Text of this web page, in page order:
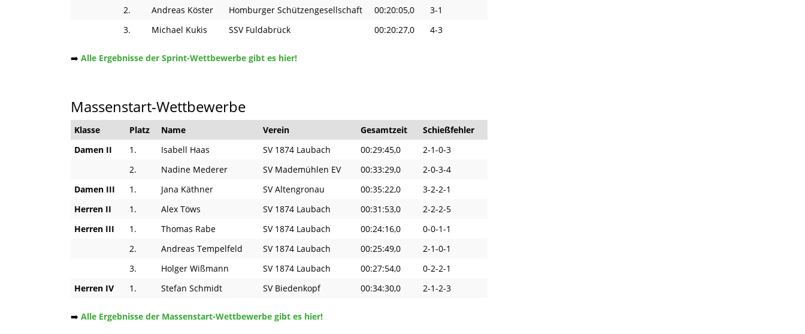
2.
Andreas Köster Homburger Schützengesellschaft 00:20:05,0
3-1
3.
Michael Kukis SSV Fuldabrück 00:20:27,0 4-3
➡️ Alle Ergebnisse der Sprint-Wettbewerbe gibt es hier!
Massenstart-Wettbewerbe
Klasse Platz Name Verein Gesamtzeit
Schießfehler
Damen II
1. Isabell Haas SV 1874 Laubach 00:29:45,0
2-1-0-3
2.
Nadine Mederer SV Mademühlen EV 00:33:29,0
2-0-3-4
Damen III
1. Jana Käthner SV Altengronau 00:35:22,0
3-2-2-1
Herren II
1. Alex Töws SV 1874 Laubach 00:31:53,0
2-2-2-5
Herren III
1. Thomas Rabe SV 1874 Laubach 00:24:16,0
0-0-1-1
2.
Andreas Tempelfeld SV 1874 Laubach 00:25:49,0
2-1-0-1
3.
Holger Wißmann SV 1874 Laubach 00:27:54,0
0-2-2-1
Herren IV
1. Stefan Schmidt SV Biedenkopf 00:34:30,0 2-1-2-3
➡️ Alle Ergebnisse der Massenstart-Wettbewerbe gibt es hier!